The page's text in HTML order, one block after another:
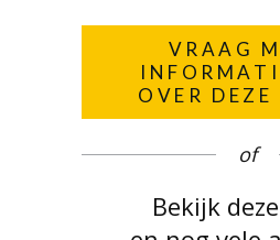
VRAAG
OVER DEZE
of
Bekijk